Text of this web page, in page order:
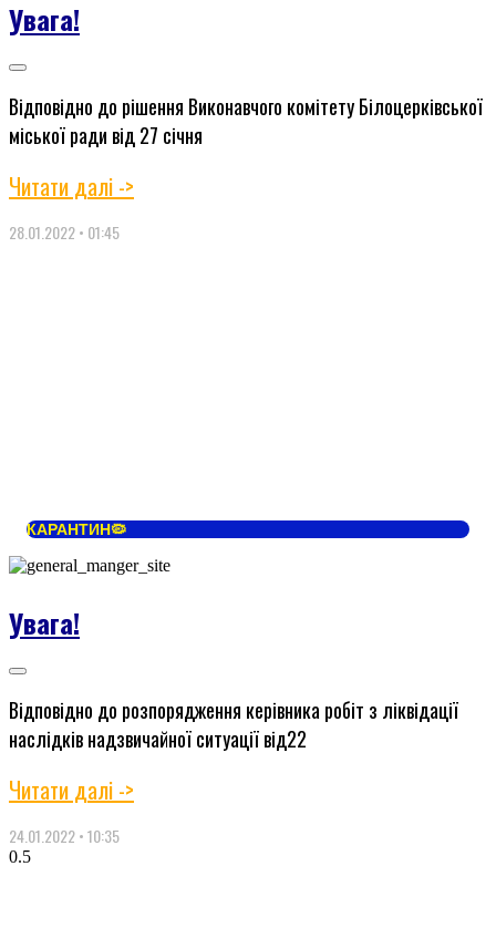
Увага!
Відповідно до рішення Виконавчого комітету Білоцерківської
міської ради від 27 січня
Читати далі ->
28.01.2022 01:45
КАРАНТИН🦠
Увага!
Відповідно до розпорядження керівника робіт з ліквідації
наслідків надзвичайної ситуації від22
Читати далі ->
24.01.2022 10:35